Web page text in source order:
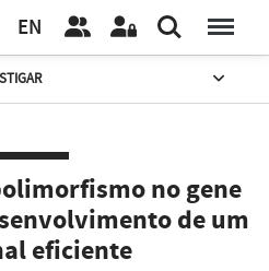
EN
no gene
de um
eficiente